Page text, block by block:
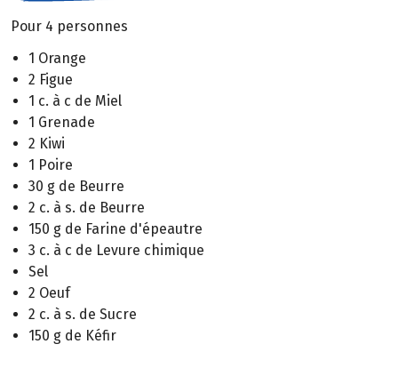
Pour 4 personnes
1 Orange
2 Figue
1 c. à c de Miel
1 Grenade
2 Kiwi
1 Poire
30 g de Beurre
2 c. à s. de Beurre
150 g de Farine d'épeautre
3 c. à c de Levure chimique
Sel
2 Oeuf
2 c. à s. de Sucre
150 g de Kéfir